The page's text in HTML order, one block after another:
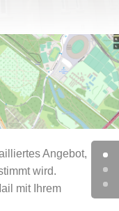
Angebot,
wird.
mit Ihrem